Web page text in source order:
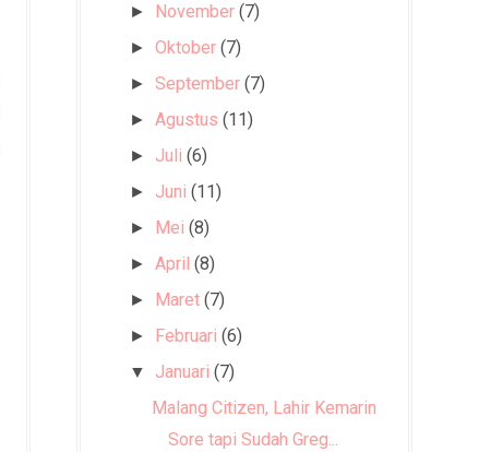
► November (7)
►Oktober (7)
►September (7)
►Agustus (11)
► Juli (6)
► Juni (11)
► Mei (8)
►April (8)
► Maret (7)
► Februari (6)
▼ Januari (7)
Malang Citizen, Lahir Kemarin
Sore tapi Sudah Greg...